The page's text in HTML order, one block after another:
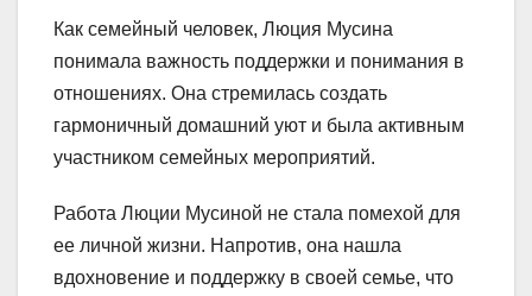
Как семейный человек, Люция Мусина
понимала важность поддержки и понимания в
отношениях. Она стремилась создать
гармоничный домашний уют и была активным
участником семейных мероприятий.
Работа Люции Мусиной не стала помехой для
ее личной жизни. Напротив, она нашла
вдохновение и поддержку в своей семье, что